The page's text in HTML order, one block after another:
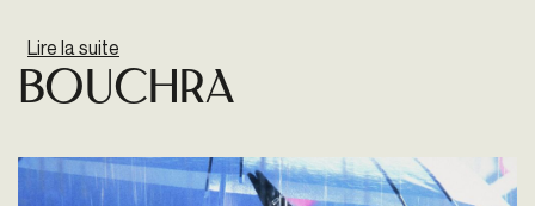
Lire la suite
Bouchra